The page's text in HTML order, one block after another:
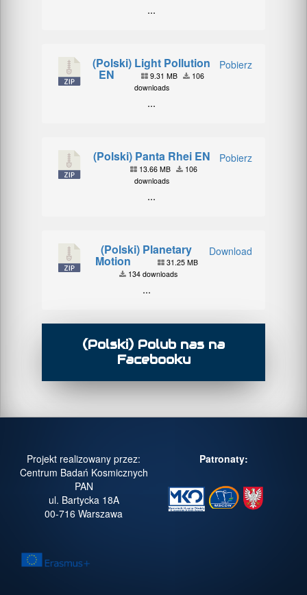
...
Pobierz
(Polski) Light Pollution
EN 9.31 MB
106
downloads
...
Pobierz
(Polski) Panta Rhei EN
13.66 MB
106
downloads
...
Download
(Polski) Planetary
Motion
31.25 MB
134 downloads
...
(Polski) Polub nas na
Facebooku
Projekt realizowany przez:
Centrum Badań Kosmicznych
PAN
ul. Bartycka 18A
00-716 Warszawa
Patronaty: